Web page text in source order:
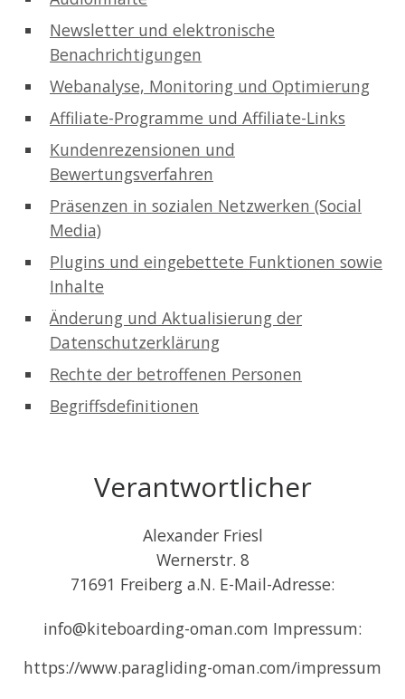
Newsletter und elektronische
Benachrichtigungen
Webanalyse, Monitoring und Optimierung
Affiliate-Programme und Affiliate-Links
Kundenrezensionen und
Bewertungsverfahren
Präsenzen in sozialen Netzwerken (Social
Media)
Plugins und eingebettete Funktionen sowie
Inhalte
Änderung und Aktualisierung der
Datenschutzerklärung
Rechte der betroffenen Personen
Begriffsdefinitionen
Verantwortlicher
Alexander Friesl
Wernerstr. 8
71691 Freiberg a.N. E-Mail-Adresse:
info@kiteboarding-oman.com Impressum:
https://www.paragliding-oman.com/impressum